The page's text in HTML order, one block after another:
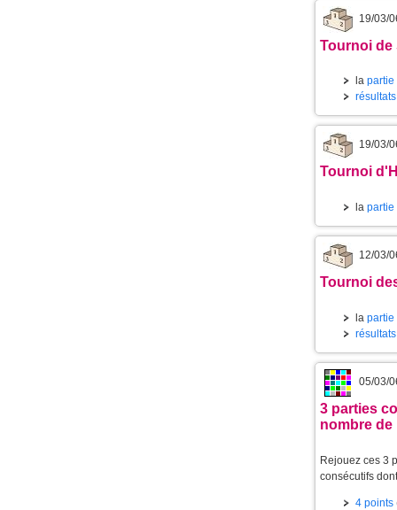
19/03/
Tournoi de
la partie
19/03/
Tournoi
la partie
12/03/
Tournoi
la partie
05/03/
3 parties
nombre de
Rejouez ces 3
consécutifs
4 points